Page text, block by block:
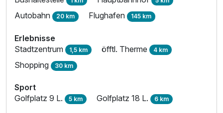
Autobahn 20 km Flughafen 145 km
Erlebnisse
Stadtzentrum 1,5 km öfftl. Therme 4 km
Shopping 30 km
Sport
Golfplatz 9 L. 5 km Golfplatz 18 L. 6 km